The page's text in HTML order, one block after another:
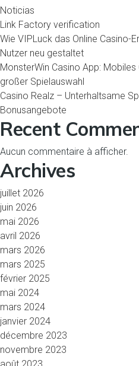
Noticias
Link Factory verification
Wie VIPLuck das Online Casino-
Nutzer neu gestaltet
MonsterWin Casino App:
großer Spielauswahl
Casino Realz – Unterhaltsame
Bonusangebote
Recent
Aucun commentaire à afficher.
Archives
juillet 2026
juin 2026
mai 2026
avril 2026
mars 2026
mars 2025
février 2025
mai 2024
mars 2024
janvier 2024
décembre 2023
novembre 2023